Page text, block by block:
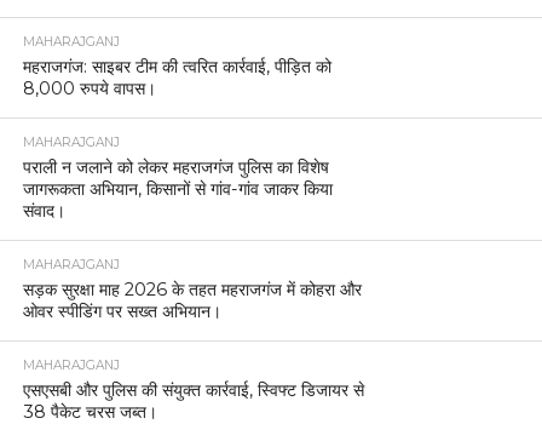
MAHARAJGANJ
महराजगंज: साइबर टीम की त्वरित कार्रवाई, पीड़ित को
8,000 रुपये वापस।
MAHARAJGANJ
पराली न जलाने को लेकर महराजगंज पुलिस का विशेष
जागरूकता अभियान, किसानों से गांव-गांव जाकर किया
संवाद।
MAHARAJGANJ
सड़क सुरक्षा माह 2026 के तहत महराजगंज में कोहरा और
ओवर स्पीडिंग पर सख्त अभियान।
MAHARAJGANJ
एसएसबी और पुलिस की संयुक्त कार्रवाई, स्विफ्ट डिजायर से
38 पैकेट चरस जब्त।